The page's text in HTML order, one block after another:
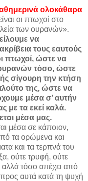
ολοκάθαρα
οι πτωχοί στο
των ουρανών».
να
τους εαυτούς
πτωχοί, ώστε να
ουρανών τόσο, ώστε
σίγουρη την κτήση
της, ώστε να
μέσα σ’ αυτήν
με τα εκεί καλά.
μέσα μας.
μέσα σε κάποιον,
τα ορώμενα και
και τα τερπνά του
ούτε τρυφή, ούτε
τόσο απέχει από
προς αυτά κατά τη ψυχή